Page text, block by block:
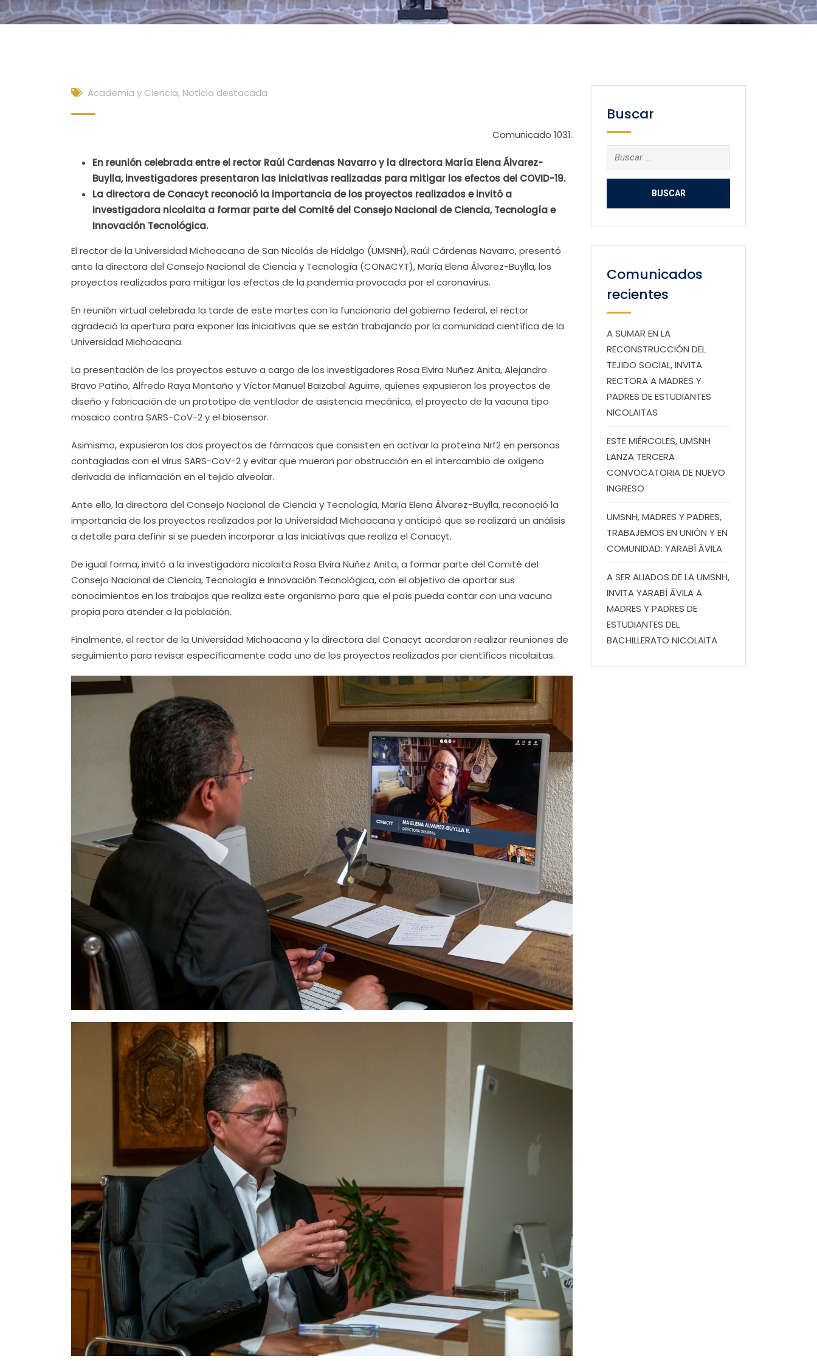
Academia y Ciencia, Noticia destacada
Comunicado 1031.
En reunión celebrada entre el rector Raúl Cardenas Navarro y la directora María Elena Álvarez-
Buylla, investigadores presentaron las iniciativas realizadas para mitigar los efectos del COVID-19.
La directora de Conacyt reconoció la importancia de los proyectos realizados e invitó a
investigadora nicolaita a formar parte del Comité del Consejo Nacional de Ciencia, Tecnología e
Innovación Tecnológica.
El rector de la Universidad Michoacana de San Nicolás de Hidalgo (UMSNH), Raúl Cárdenas Navarro, presentó
ante la directora del Consejo Nacional de Ciencia y Tecnología (CONACYT), María Elena Álvarez-Buylla, los
proyectos realizados para mitigar los efectos de la pandemia provocada por el coronavirus.
En reunión virtual celebrada la tarde de este martes con la funcionaria del gobierno federal, el rector
agradeció la apertura para exponer las iniciativas que se están trabajando por la comunidad científica de la
Universidad Michoacana.
La presentación de los proyectos estuvo a cargo de los investigadores Rosa Elvira Nuñez Anita, Alejandro
Bravo Patiño, Alfredo Raya Montaño y Víctor Manuel Baizabal Aguirre, quienes expusieron los proyectos de
diseño y fabricación de un prototipo de ventilador de asistencia mecánica, el proyecto de la vacuna tipo
mosaico contra SARS-CoV-2 y el biosensor.
Asimismo, expusieron los dos proyectos de fármacos que consisten en activar la proteína Nrf2 en personas
contagiadas con el virus SARS-CoV-2 y evitar que mueran por obstrucción en el intercambio de oxígeno
derivada de inflamación en el tejido alveolar.
Ante ello, la directora del Consejo Nacional de Ciencia y Tecnología, María Elena Álvarez-Buylla, reconoció la
importancia de los proyectos realizados por la Universidad Michoacana y anticipó que se realizará un análisis
a detalle para definir si se pueden incorporar a las iniciativas que realiza el Conacyt.
De igual forma, invitó a la investigadora nicolaita Rosa Elvira Nuñez Anita, a formar parte del Comité del
Consejo Nacional de Ciencia, Tecnología e Innovación Tecnológica, con el objetivo de aportar sus
conocimientos en los trabajos que realiza este organismo para que el país pueda contar con una vacuna
propia para atender a la población.
Finalmente, el rector de la Universidad Michoacana y la directora del Conacyt acordaron realizar reuniones de
seguimiento para revisar específicamente cada uno de los proyectos realizados por científicos nicolaitas.
Buscar
Buscar:
Comunicados
recientes
A SUMAR EN LA
RECONSTRUCCIÓN DEL
TEJIDO SOCIAL, INVITA
RECTORA A MADRES Y
PADRES DE ESTUDIANTES
NICOLAITAS
ESTE MIÉRCOLES, UMSNH
LANZA TERCERA
CONVOCATORIA DE NUEVO
INGRESO
UMSNH, MADRES Y PADRES,
TRABAJEMOS EN UNIÓN Y EN
COMUNIDAD: YARABÍ ÁVILA
A SER ALIADOS DE LA UMSNH,
INVITA YARABÍ ÁVILA A
MADRES Y PADRES DE
ESTUDIANTES DEL
BACHILLERATO NICOLAITA